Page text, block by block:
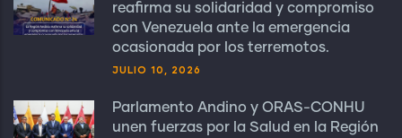
reafirma su solidaridad y compromiso
con Venezuela ante la emergencia
ocasionada por los terremotos.
JULIO 10, 2026
Parlamento Andino y ORAS-CONHU
unen fuerzas por la Salud en la Región